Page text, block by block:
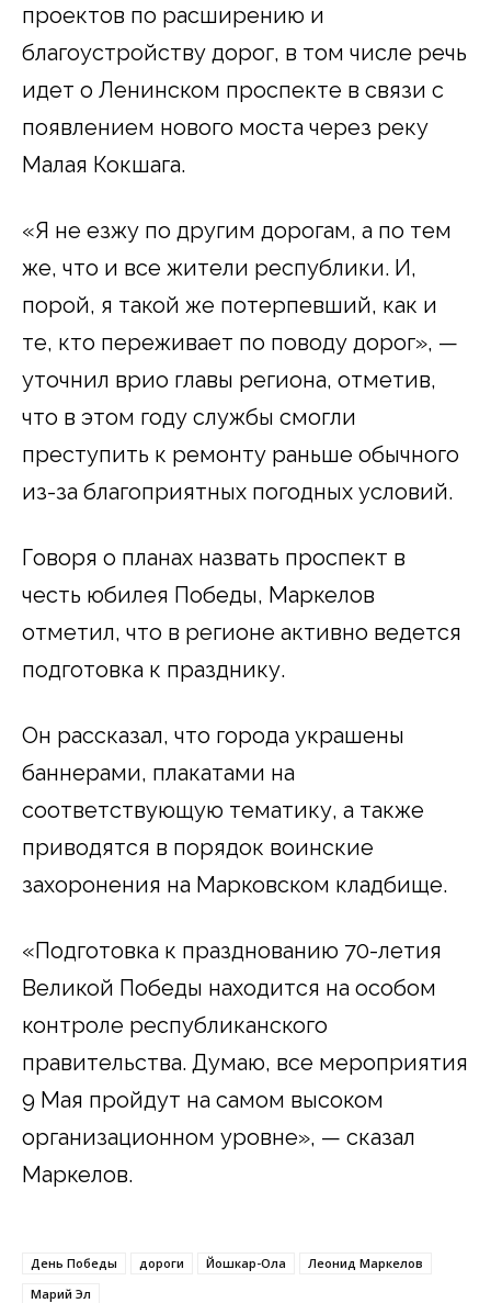
проектов по расширению и
благоустройству дорог, в том числе речь
идет о Ленинском проспекте в связи с
появлением нового моста через реку
Малая Кокшага.
«Я не езжу по другим дорогам, а по тем
же, что и все жители республики. И,
порой, я такой же потерпевший, как и
те, кто переживает по поводу дорог», —
уточнил врио главы региона, отметив,
что в этом году службы смогли
преступить к ремонту раньше обычного
из-за благоприятных погодных условий.
Говоря о планах назвать проспект в
честь юбилея Победы, Маркелов
отметил, что в регионе активно ведется
подготовка к празднику.
Он рассказал, что города украшены
баннерами, плакатами на
соответствующую тематику, а также
приводятся в порядок воинские
захоронения на Марковском кладбище.
«Подготовка к празднованию 70-летия
Великой Победы находится на особом
контроле республиканского
правительства. Думаю, все мероприятия
9 Мая пройдут на самом высоком
организационном уровне», — сказал
Маркелов.
День Победы дороги Йошкар-Ола
Леонид Маркелов
Марий Эл